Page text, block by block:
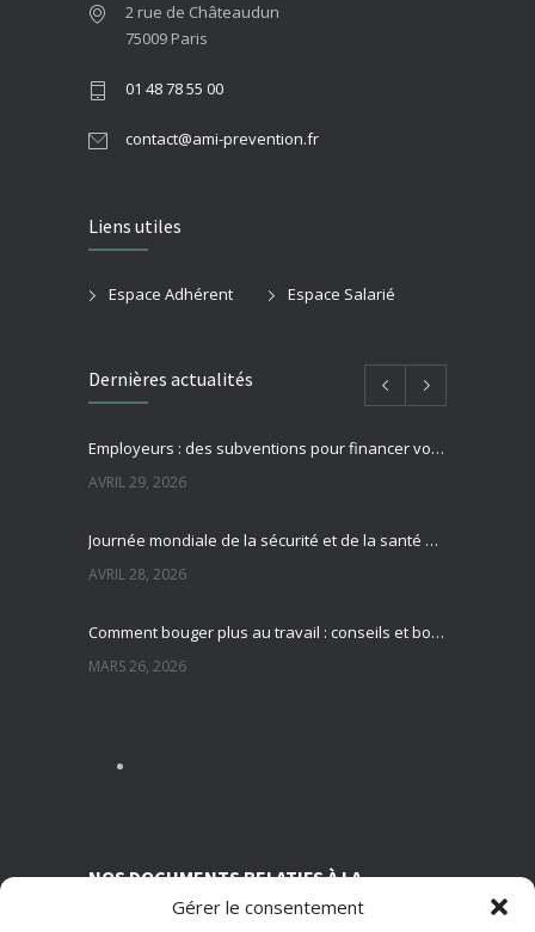
Gérer le consentement
2 rue de Châteaudun
75009 Paris
01 48 78 55 00
contact@ami-prevention.fr
Liens utiles
Espace Adhérent Espace Salarié
Dernières actualités
Employeurs : des subventions pour financer vos actions de prévention des risques professionnels
AVRIL 29, 2026
Journée mondiale de la sécurité et de la santé au travail : focus sur la prévention des risques professionnels
AVRIL 28, 2026
Comment bouger plus au travail : conseils et bonnes pratiques pour préserver sa santé
MARS 26, 2026
MARS 13, 2026
NOS DOCUMENTS RELATIFS À LA
TRANSPARENCE SUR NOS CONDITIONS